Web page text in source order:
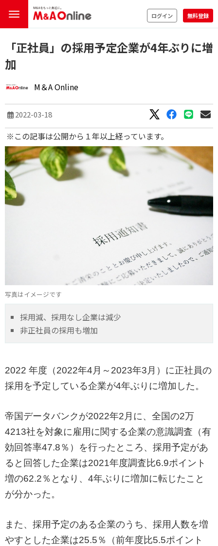
ログイン 無料登録
「正社員」の採用予定企業が4年ぶりに増
加
M＆A Online
2022-03-18
※この記事は公開から１年以上経っています。
写真はイメージです
採用減、採用なし企業は減少
非正社員の採用も増加
2022 年度（2022年4月～2023年3月）に正社員の
採用を予定している企業が4年ぶりに増加した。
帝国データバンクが2022年2月に、全国の2万
4213社を対象に雇用に関する企業の意識調査（有
効回答率47.8％）を行ったところ、採用予定があ
ると回答した企業は2021年度調査比6.9ポイント
増の62.2％となり、4年ぶりに増加に転じたこと
が分かった。
また、採用予定のある企業のうち、採用人数を増
やすとした企業は25.5％（前年度比5.5ポイント